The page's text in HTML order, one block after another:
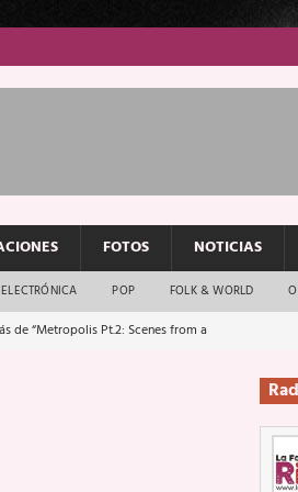
FOTOS NOTICIAS
ELECTRÓNICA POP FOLK & WORLD
de “Metropolis Pt.2: Scenes from a